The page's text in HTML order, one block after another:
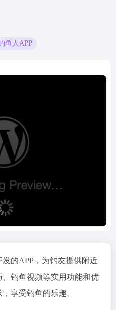
鱼人APP
的APP，为钓友提供附近
钓鱼视频等实用功能和优
享受钓鱼的乐趣。